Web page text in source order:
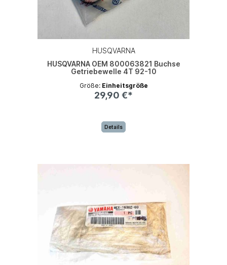
HUSQVARNA
HUSQVARNA OEM 800063821 Buchse
Getriebewelle 4T 92-10
Größe: Einheitsgröße
29,90 €*
Details